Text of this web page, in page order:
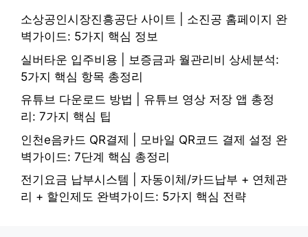
소상공인시장진흥공단 사이트 | 소진공 홈페이지 완
벽가이드: 5가지 핵심 정보
실버타운 입주비용 | 보증금과 월관리비 상세분석:
5가지 핵심 항목 총정리
유튜브 다운로드 방법 | 유튜브 영상 저장 앱 총정
리: 7가지 핵심 팁
인천e음카드 QR결제 | 모바일 QR코드 결제 설정 완
벽가이드: 7단계 핵심 총정리
전기요금 납부시스템 | 자동이체/카드납부 + 연체관
리 + 할인제도 완벽가이드: 5가지 핵심 전략